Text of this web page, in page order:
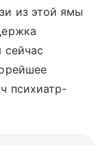
из этой ямы
сейчас
психиатр-